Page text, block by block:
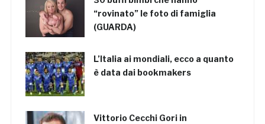
“rovinato” le foto di famiglia
(GUARDA)
L’Italia ai mondiali, ecco a quanto
è data dai bookmakers
Vittorio Cecchi Gori in